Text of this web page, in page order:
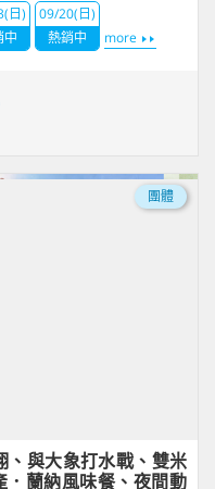
日)
中
09/20(日)
熱銷中
more
團體
與大象打水戰、雙米
蘭納風味餐、夜間動